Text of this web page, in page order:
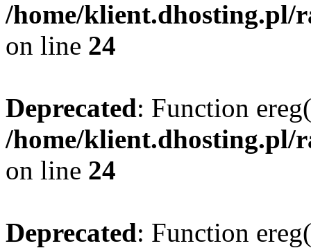
/home/klient.dhosting.pl/
on line 24
Deprecated: Function
/home/klient.dhosting.pl/
on line 24
Deprecated: Function